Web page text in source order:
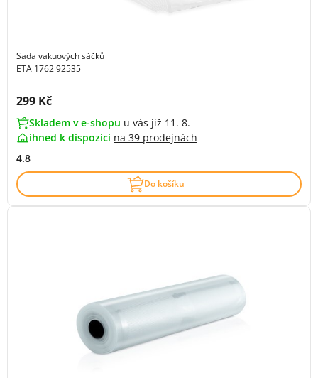
Sada vakuových sáčků
ETA 1762 92535
Cena s DPH:
299 Kč
Skladem v e-shopu u vás již 11. 8.
ihned k dispozici na 39 prodejnách
4.8
Do košíku